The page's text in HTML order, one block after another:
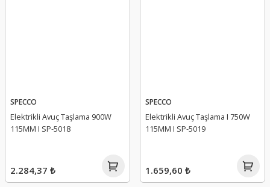
SPECCO
Elektrikli Avuç Taşlama 900W
115MM I SP-5018
2.284,37 ₺
SPECCO
Elektrikli Avuç Taşlama I 750W
115MM I SP-5019
1.659,60 ₺